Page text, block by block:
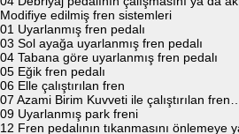
Modifiye edilmiş fren sistemleri
01 Uyarlanmış fren pedalı
03 Sol ayağa uyarlanmış fren pedalı
04 Tabana göre uyarlanmış fren pedalı
05 Eğik fren pedalı
06 Elle çalıştırılan fren
07 Azami Birim Kuvveti ile çalıştırılan
09 Uyarlanmış park freni
12 Fren pedalının tıkanmasını